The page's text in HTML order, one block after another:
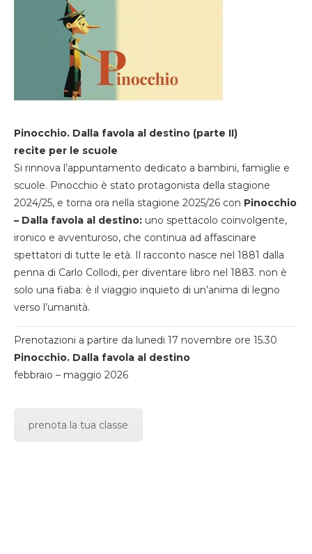
Pinocchio. Dalla favola al destino (parte II)
recite per le scuole
Si rinnova l’appuntamento dedicato a bambini, famiglie e
scuole. Pinocchio è stato protagonista della stagione
2024/25, e torna ora nella stagione 2025/26 con Pinocchio
– Dalla favola al destino: uno spettacolo coinvolgente,
ironico e avventuroso, che continua ad affascinare
spettatori di tutte le età. Il racconto nasce nel 1881 dalla
penna di Carlo Collodi, per diventare libro nel 1883. non è
solo una fiaba: è il viaggio inquieto di un’anima di legno
verso l’umanità.
Prenotazioni a partire da lunedi 17 novembre ore 15.30
Pinocchio. Dalla favola al destino
febbraio – maggio 2026
prenota la tua classe